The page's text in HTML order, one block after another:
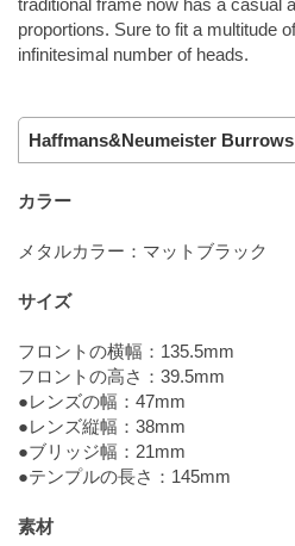
proportions. Sure to fit a multitude
infinitesimal number of heads.
Haffmans&Neumeister
カラー
メタルカラー：マットブラック
サイズ
フロントの横幅：135.5mm
フロントの高さ：39.5mm
●レンズの幅：47mm
●レンズ縦幅：38mm
●ブリッジ幅：21mm
●テンプルの長さ：145mm
素材